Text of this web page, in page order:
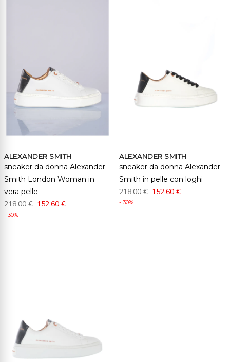
ALEXANDER SMITH
sneaker da donna Alexander
Smith London Woman in
vera pelle
218,00 € 152,60 €
- 30%
ALEXANDER SMITH
sneaker da donna Alexander
Smith in pelle con loghi
218,00 € 152,60 €
- 30%